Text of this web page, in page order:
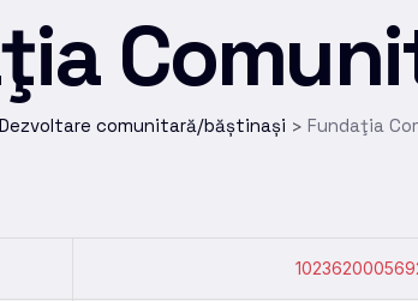
comunitară/băștinași > Fundaţia